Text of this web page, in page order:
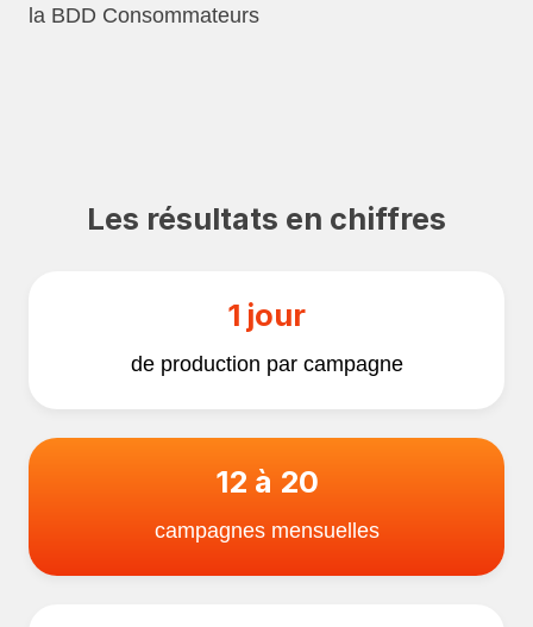
la BDD Consommateurs
Les résultats en chiffres
1 jour
de production par campagne
12 à 20
campagnes mensuelles